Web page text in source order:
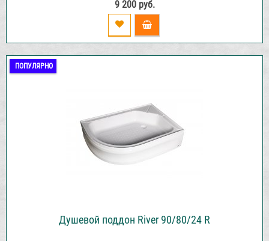
9 200 руб.
ПОПУЛЯРНО
Душевой поддон River 90/80/24 R